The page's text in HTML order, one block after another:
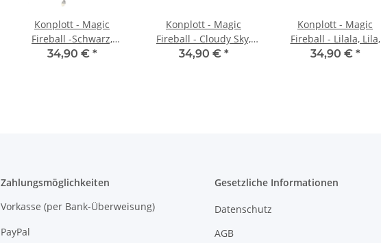
Konplott - Magic
Fireball -Schwarz,
Antiksilber, Armband
34,90 € *
Konplott - Magic
Fireball - Cloudy Sky,
Blau, Antiksilber,
34,90 € *
Konplott - Magic
Fireball - Lilala, Lila,
Antiksilber, Armband
34,90 € *
Zahlungsmöglichkeiten
Vorkasse (per Bank-Überweisung)
PayPal
Gesetzliche Informationen
Datenschutz
AGB